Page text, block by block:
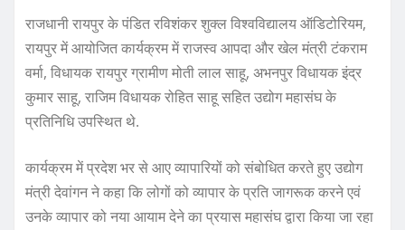
राजधानी रायपुर के पंडित रविशंकर शुक्ल विश्वविद्यालय ऑडिटोरियम,
रायपुर में आयोजित कार्यक्रम में राजस्व आपदा और खेल मंत्री टंकराम
वर्मा, विधायक रायपुर ग्रामीण मोती लाल साहू, अभनपुर विधायक इंद्र
कुमार साहू, राजिम विधायक रोहित साहू सहित उद्योग महासंघ के
प्रतिनिधि उपस्थित थे.
कार्यक्रम में प्रदेश भर से आए व्यापारियों को संबोधित करते हुए उद्योग
मंत्री देवांगन ने कहा कि लोगों को व्यापार के प्रति जागरूक करने एवं
उनके व्यापार को नया आयाम देने का प्रयास महासंघ द्वारा किया जा रहा